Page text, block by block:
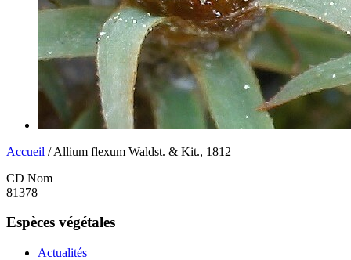
Accueil / Allium flexum Waldst. & Kit., 1812
CD Nom
81378
Espèces végétales
Actualités